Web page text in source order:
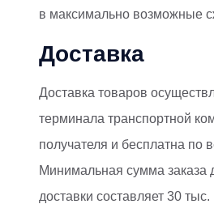
в максимально возможные
Доставка
Доставка товаров
терминала транспортной
получателя и бесплатна по
Минимальная сумма заказа
доставки составляет 30 тыс.